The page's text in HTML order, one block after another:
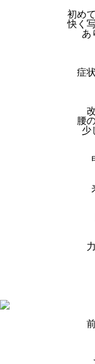
初め
快く
あ
症
腰
少